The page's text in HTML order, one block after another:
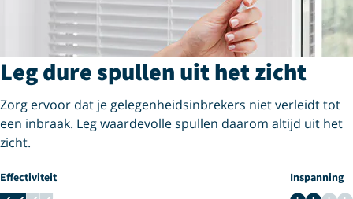
Leg dure spullen uit het zicht
Zorg ervoor dat je gelegenheidsinbrekers niet verleidt tot
een inbraak. Leg waardevolle spullen daarom altijd uit het
zicht.
Effectiviteit Inspanning